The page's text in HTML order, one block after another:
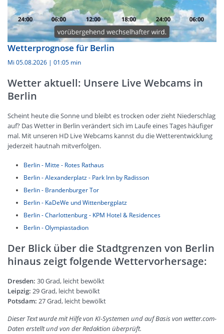
Wetterprognose für Berlin
Mi 05.08.2026 | 01:05 min
Wetter aktuell: Unsere Live Webcams in
Berlin
Scheint heute die Sonne und bleibt es trocken oder zieht Niederschlag
auf? Das Wetter in Berlin verändert sich im Laufe eines Tages häufiger
mal. Mit unseren HD Live Webcams kannst du die Wetterentwicklung
jederzeit hautnah mitverfolgen.
Berlin - Mitte - Rotes Rathaus
Berlin - Alexanderplatz - Park Inn by Radisson
Berlin - Brandenburger Tor
Berlin - KaDeWe und Wittenbergplatz
Berlin - Charlottenburg - KPM Hotel & Residences
Berlin - Olympiastadion
Der Blick über die Stadtgrenzen von Berlin
hinaus zeigt folgende Wettervorhersage:
Dresden: 30 Grad, leicht bewölkt
Leipzig: 29 Grad, leicht bewölkt
Potsdam: 27 Grad, leicht bewölkt
Dieser Text wurde mit Hilfe von KI-Systemen und auf Basis von wetter.com-
Daten erstellt und von der Redaktion überprüft.